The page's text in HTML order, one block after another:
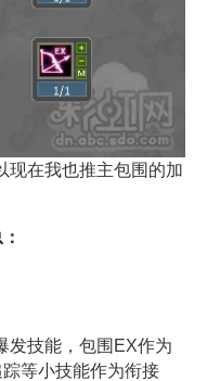
在我也推主包围的加
技能，包围EX作为
等小技能作为衔接